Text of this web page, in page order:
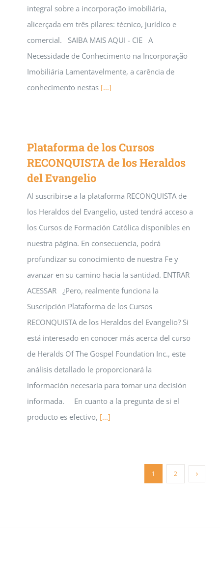
integral sobre a incorporação imobiliária,
alicerçada em três pilares: técnico, jurídico e
comercial. SAIBA MAIS AQUI - CIE A
Necessidade de Conhecimento na Incorporação
Imobiliária Lamentavelmente, a carência de
conhecimento nestas [...]
Plataforma de los Cursos
RECONQUISTA de los Heraldos
del Evangelio
Al suscribirse a la plataforma RECONQUISTA de
los Heraldos del Evangelio, usted tendrá acceso a
los Cursos de Formación Católica disponibles en
nuestra página. En consecuencia, podrá
profundizar su conocimiento de nuestra Fe y
avanzar en su camino hacia la santidad. ENTRAR
ACESSAR ¿Pero, realmente funciona la
Suscripción Plataforma de los Cursos
RECONQUISTA de los Heraldos del Evangelio? Si
está interesado en conocer más acerca del curso
de Heralds Of The Gospel Foundation Inc., este
análisis detallado le proporcionará la
información necesaria para tomar una decisión
informada. En cuanto a la pregunta de si el
producto es efectivo, [...]
1 2